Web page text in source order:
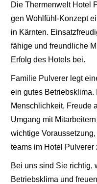
Die Ther­men­welt Hotel
gen Wohl­fühl-Kon­zept
in Kärn­ten.
fä­hi­ge und freund­li­che
Erfolg des Hotels bei.
Fami­lie Pul­ve­rer legt
ein gutes
Mensch­lich­keit, Freu­de
Umgang mit
wich­ti­ge
teams im Hotel Pul­ve­rer
Bei uns sind Sie rich­tig,
Betriebs­kli­ma und